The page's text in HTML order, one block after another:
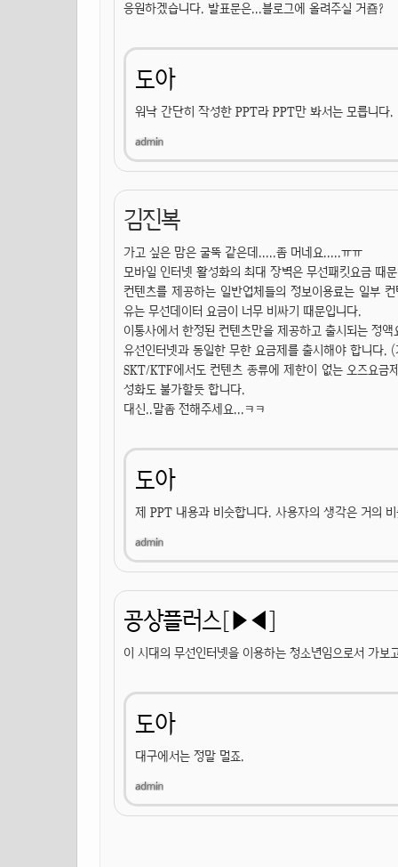
응원하겠습니다. 발표문은...블로그에 올려주실 거죰?
도아
워낙 간단히 작성한 PPT라 PPT만 봐서는 모릅니다.
김진복
가고 싶은 맘은 굴뚝 같은데.....좀 머네요.....ㅠㅠ
모바일 인터넷 활성화의 최대 장벽은 무선패킷요금 때
컨텐츠를 제공하는 일반업체들의 정보이용료는 일부
유는 무선데이터 요금이 너무 비싸기 때문입니다.
이통사에서 한정된 컨텐츠만을 제공하고 출시되는 정
유선인터넷과 동일한 무한 요금제를 출시해야 합니다.
SKT/KTF에서도 컨텐츠 종류에 제한이 없는 오즈요금
성화도 불가할듯 합니다.
대신..말좀 전해주세요...ㅋㅋ
도아
제 PPT 내용과 비슷합니다. 사용자의 생각은 거의
공상플러스[▶◀]
이 시대의 무선인터넷을 이용하는 청소년임으로서 가
도아
대구에서는 정말 멀죠.